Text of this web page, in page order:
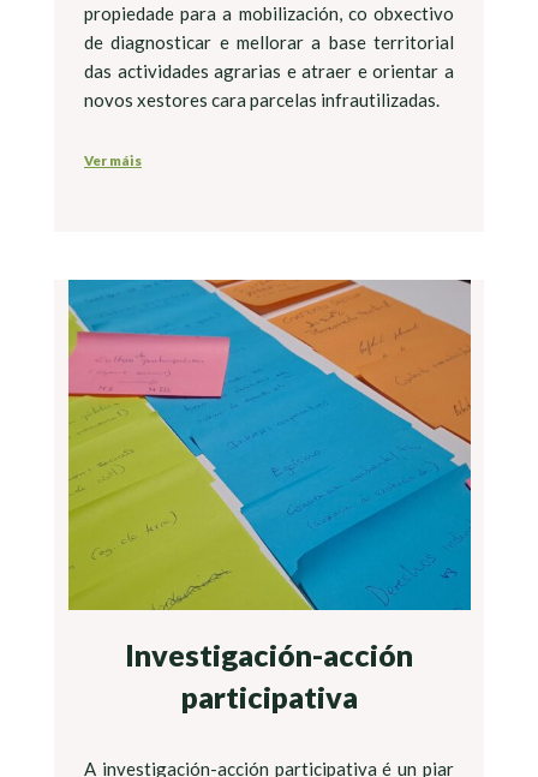
propiedade para a mobilización, co obxectivo
de diagnosticar e mellorar a base territorial
das actividades agrarias e atraer e orientar a
novos xestores cara parcelas infrautilizadas.
Ver máis
Investigación-acción
participativa
A investigación-acción participativa é un piar